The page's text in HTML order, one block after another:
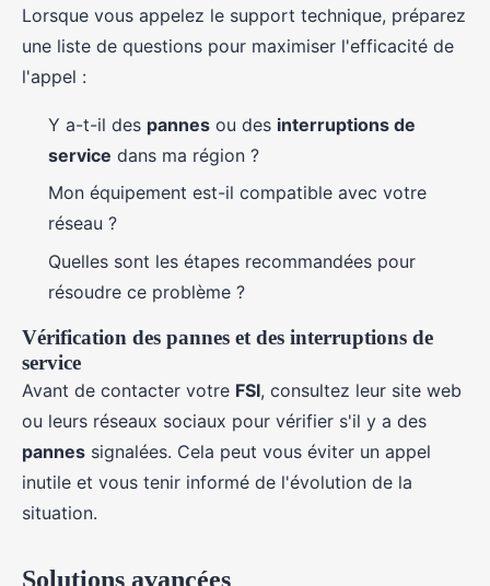
Lorsque vous appelez le support technique, préparez
une liste de questions pour maximiser l'efficacité de
l'appel :
Y a-t-il des pannes ou des interruptions de
service dans ma région ?
Mon équipement est-il compatible avec votre
réseau ?
Quelles sont les étapes recommandées pour
résoudre ce problème ?
Vérification des pannes et des interruptions de
service
Avant de contacter votre FSI, consultez leur site web
ou leurs réseaux sociaux pour vérifier s'il y a des
pannes signalées. Cela peut vous éviter un appel
inutile et vous tenir informé de l'évolution de la
situation.
Solutions avancées